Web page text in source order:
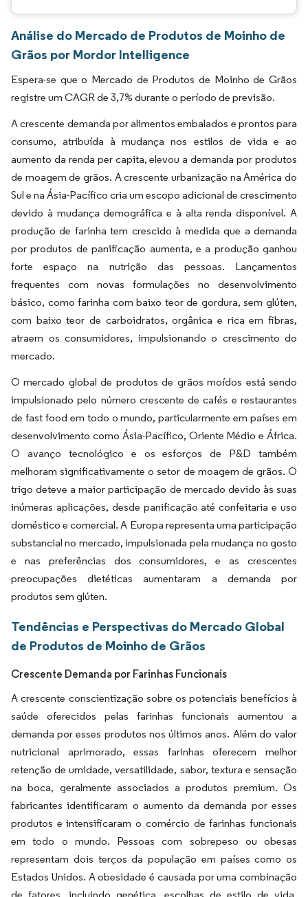
Análise do Mercado de Produtos de Moinho de
Grãos por Mordor Intelligence
Espera-se que o Mercado de Produtos de Moinho de Grãos
registre um CAGR de 3,7% durante o período de previsão.
A crescente demanda por alimentos embalados e prontos para
consumo, atribuída à mudança nos estilos de vida e ao
aumento da renda per capita, elevou a demanda por produtos
de moagem de grãos. A crescente urbanização na América do
Sul e na Ásia-Pacífico cria um escopo adicional de crescimento
devido à mudança demográfica e à alta renda disponível. A
produção de farinha tem crescido à medida que a demanda
por produtos de panificação aumenta, e a produção ganhou
forte espaço na nutrição das pessoas. Lançamentos
frequentes com novas formulações no desenvolvimento
básico, como farinha com baixo teor de gordura, sem glúten,
com baixo teor de carboidratos, orgânica e rica em fibras,
atraem os consumidores, impulsionando o crescimento do
mercado.
O mercado global de produtos de grãos moídos está sendo
impulsionado pelo número crescente de cafés e restaurantes
de fast food em todo o mundo, particularmente em países em
desenvolvimento como Ásia-Pacífico, Oriente Médio e África.
O avanço tecnológico e os esforços de P&D também
melhoram significativamente o setor de moagem de grãos. O
trigo deteve a maior participação de mercado devido às suas
inúmeras aplicações, desde panificação até confeitaria e uso
doméstico e comercial. A Europa representa uma participação
substancial no mercado, impulsionada pela mudança no gosto
e nas preferências dos consumidores, e as crescentes
preocupações dietéticas aumentaram a demanda por
produtos sem glúten.
Tendências e Perspectivas do Mercado Global
de Produtos de Moinho de Grãos
Crescente Demanda por Farinhas Funcionais
A crescente conscientização sobre os potenciais benefícios à
saúde oferecidos pelas farinhas funcionais aumentou a
demanda por esses produtos nos últimos anos. Além do valor
nutricional aprimorado, essas farinhas oferecem melhor
retenção de umidade, versatilidade, sabor, textura e sensação
na boca, geralmente associados a produtos premium. Os
fabricantes identificaram o aumento da demanda por esses
produtos e intensificaram o comércio de farinhas funcionais
em todo o mundo. Pessoas com sobrepeso ou obesas
representam dois terços da população em países como os
Estados Unidos. A obesidade é causada por uma combinação